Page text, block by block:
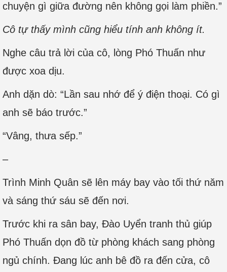
chuyện gì giữa đường nên không gọi làm phiền.”
Cô tự thấy mình cũng hiểu tính anh không ít.
Nghe câu trả lời của cô, lòng Phó Thuấn như
được xoa dịu.
Anh dặn dò: “Lần sau nhớ để ý điện thoại. Có gì
anh sẽ báo trước.”
“Vâng, thưa sếp.”
–
Trình Minh Quân sẽ lên máy bay vào tối thứ năm
và sáng thứ sáu sẽ đến nơi.
Trước khi ra sân bay, Đào Uyển tranh thủ giúp
Phó Thuấn dọn đồ từ phòng khách sang phòng
ngủ chính. Đang lúc anh bê đồ ra đến cửa, cô